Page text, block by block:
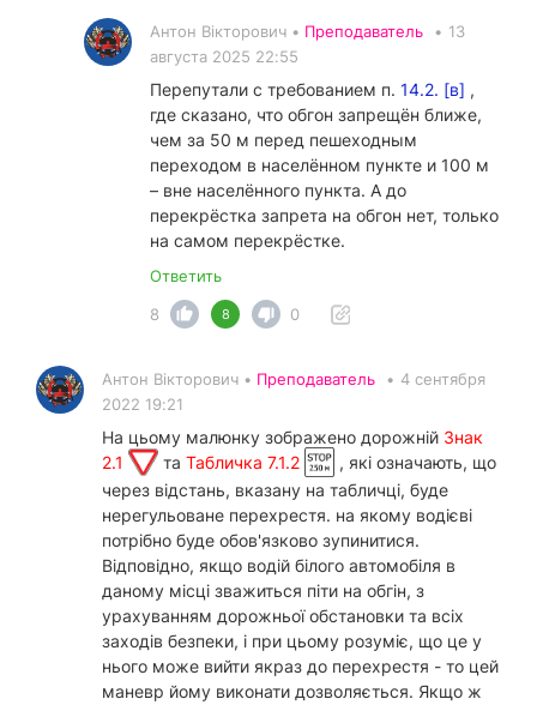
Антон Вікторович • Преподаватель • 13
августа 2025 22:55
Перепутали с требованием п. 14.2. [в] ,
где сказано, что обгон запрещён ближе,
чем за 50 м перед пешеходным
переходом в населённом пункте и 100 м
– вне населённого пункта. А до
перекрёстка запрета на обгон нет, только
на самом перекрёстке.
Ответить
8
8 0
Антон Вікторович • Преподаватель • 4 сентября
2022 19:21
На цьому малюнку зображено дорожній Знак
2.1
та Табличка 7.1.2
, які означають, що
через відстань, вказану на табличці, буде
нерегульоване перехрестя. на якому водієві
потрібно буде обов'язково зупинитися.
Відповідно, якщо водій білого автомобіля в
даному місці зважиться піти на обгін, з
урахуванням дорожньої обстановки та всіх
заходів безпеки, і при цьому розуміє, що це у
нього може вийти якраз до перехрестя - то цей
маневр йому виконати дозволяється. Якщо ж